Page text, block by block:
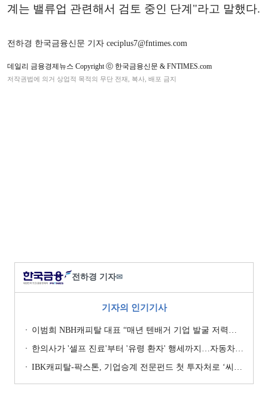
계는 밸류업 관련해서 검토 중인 단계"라고 말했다.
전하경 한국금융신문 기자 ceciplus7@fntimes.com
데일리 금융경제뉴스 Copyright ⓒ 한국금융신문 & FNTIMES.com
저작권법에 의거 상업적 목적의 무단 전재, 복사, 배포 금지
전하경 기자✉
기자의 인기기사
이범희 NBH캐피탈 대표 “매년 텐배거 기업 발굴 저력…올해 ROE 20% 목표”
한의사가 '셀프 진료'부터 '유령 환자' 행세까지…자동차보험 악용 심각 [경상환자 8주룰 도입 초읽기]
IBK캐피탈-팍스톤, 기업승계 전문펀드 첫 투자처로 ‘씨엠디기술단’ 낙점 [캐피탈사 돋보기]